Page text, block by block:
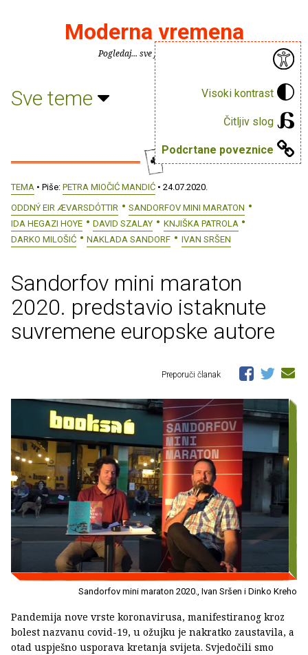
Visoki kontrast
Čitljiv slog
Podcrtane poveznice
Moderna vremena
Pogledaj... sve je puno knjiga.
Sve teme
TEMA • Piše: PETRA MIOČIĆ MANDIĆ • 24.07.2020.
ODDNÝ EIR ÆVARSDÓTTIR
SANDORFOV MINI MARATON
IDA HEGAZI HOYE
DAVID SZALAY
KNJIŠKA PATROLA
DARKO MILOŠIĆ
NAKLADA SANDORF IVAN SRŠEN
Sandorfov mini maraton
2020. predstavio istaknute
suvremene europske autore
Preporuči članak
Sandorfov mini maraton 2020., Ivan Sršen i Dinko Kreho
Pandemija nove vrste koronavirusa, manifestiranog kroz
bolest nazvanu covid-19, u ožujku je nakratko zaustavila, a
otad uspješno usporava kretanja svijeta. Svjedočili smo